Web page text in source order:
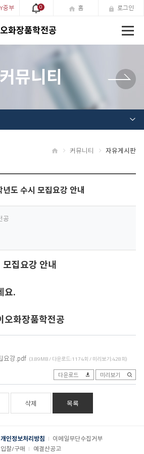
화장품학전공
중부 0 홈 로그인
커뮤니티
커뮤니티 자유게시판
도 수시 모집요강 안내
공
집요강 안내
요.
오화장품학전공
요강.pdf (3.89MB / 다운로드:1174회 / 미리보기:428회)
다운로드 미리보기
삭제 목록
개인정보처리방침
이메일무단수집거부
입찰/구매
예결산공고